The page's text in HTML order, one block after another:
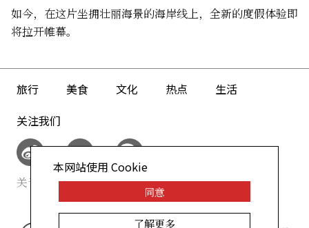
如今，在这片坐拥壮丽海景的海岸线上，全新的度假体验即
将拉开帷幕。
旅行 美食 文化 热点
生活
关注我们
关于我们 网站政策
本网站使用 Cookie
同意
了解更多